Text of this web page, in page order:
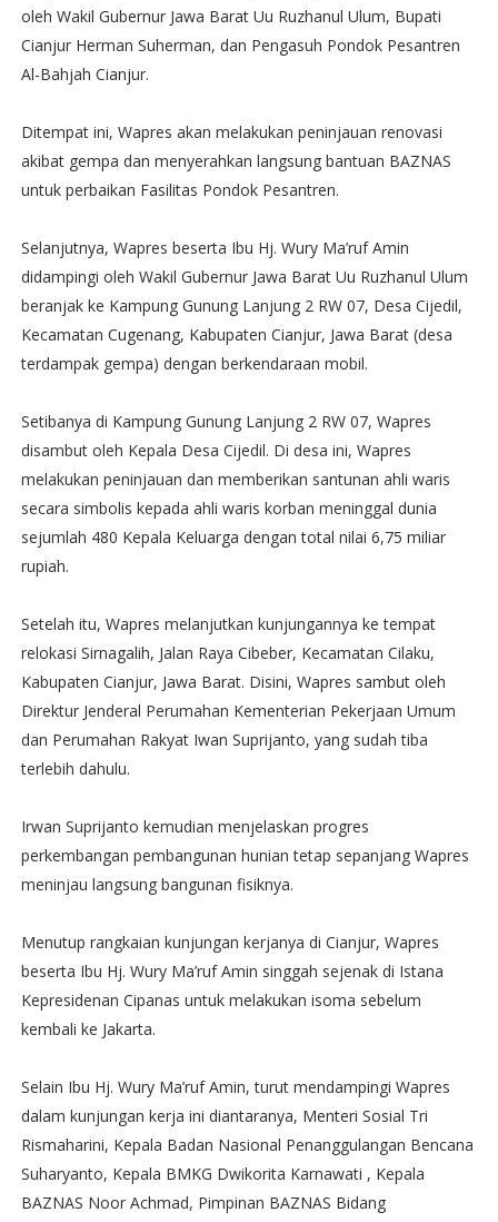
oleh Wakil Gubernur Jawa Barat Uu Ruzhanul Ulum, Bupati
Cianjur Herman Suherman, dan Pengasuh Pondok Pesantren
Al-Bahjah Cianjur.
Ditempat ini, Wapres akan melakukan peninjauan renovasi
akibat gempa dan menyerahkan langsung bantuan BAZNAS
untuk perbaikan Fasilitas Pondok Pesantren.
Selanjutnya, Wapres beserta Ibu Hj. Wury Ma’ruf Amin
didampingi oleh Wakil Gubernur Jawa Barat Uu Ruzhanul Ulum
beranjak ke Kampung Gunung Lanjung 2 RW 07, Desa Cijedil,
Kecamatan Cugenang, Kabupaten Cianjur, Jawa Barat (desa
terdampak gempa) dengan berkendaraan mobil.
Setibanya di Kampung Gunung Lanjung 2 RW 07, Wapres
disambut oleh Kepala Desa Cijedil. Di desa ini, Wapres
melakukan peninjauan dan memberikan santunan ahli waris
secara simbolis kepada ahli waris korban meninggal dunia
sejumlah 480 Kepala Keluarga dengan total nilai 6,75 miliar
rupiah.
Setelah itu, Wapres melanjutkan kunjungannya ke tempat
relokasi Sirnagalih, Jalan Raya Cibeber, Kecamatan Cilaku,
Kabupaten Cianjur, Jawa Barat. Disini, Wapres sambut oleh
Direktur Jenderal Perumahan Kementerian Pekerjaan Umum
dan Perumahan Rakyat Iwan Suprijanto, yang sudah tiba
terlebih dahulu.
Irwan Suprijanto kemudian menjelaskan progres
perkembangan pembangunan hunian tetap sepanjang Wapres
meninjau langsung bangunan fisiknya.
Menutup rangkaian kunjungan kerjanya di Cianjur, Wapres
beserta Ibu Hj. Wury Ma’ruf Amin singgah sejenak di Istana
Kepresidenan Cipanas untuk melakukan isoma sebelum
kembali ke Jakarta.
Selain Ibu Hj. Wury Ma’ruf Amin, turut mendampingi Wapres
dalam kunjungan kerja ini diantaranya, Menteri Sosial Tri
Rismaharini, Kepala Badan Nasional Penanggulangan Bencana
Suharyanto, Kepala BMKG Dwikorita Karnawati , Kepala
BAZNAS Noor Achmad, Pimpinan BAZNAS Bidang